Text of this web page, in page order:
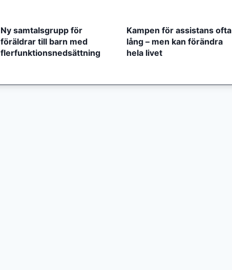
Ny samtalsgrupp för
föräldrar till barn med
flerfunktionsnedsättning
Kampen för assistans ofta
lång – men kan förändra
hela livet